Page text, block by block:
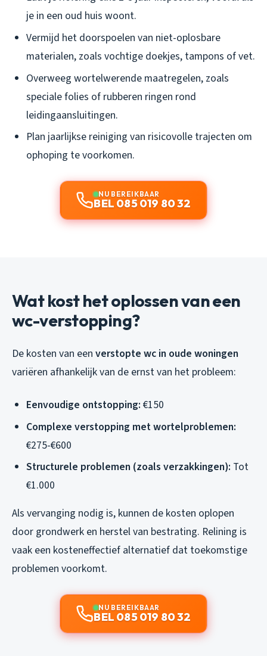
je in een oud huis woont.
Vermijd het doorspoelen van niet-oplosbare
materialen, zoals vochtige doekjes, tampons of vet.
Overweeg wortelwerende maatregelen, zoals
speciale folies of rubberen ringen rond
leidingaansluitingen.
Plan jaarlijkse reiniging van risicovolle trajecten om
ophoping te voorkomen.
NU BEREIKBAAR
BEL 085 019 80 32
Wat kost het oplossen van een
wc-verstopping?
De kosten van een verstopte wc in oude woningen
variëren afhankelijk van de ernst van het probleem:
Eenvoudige ontstopping: €150
Complexe verstopping met wortelproblemen:
€275-€600
Structurele problemen (zoals verzakkingen): Tot
€1.000
Als vervanging nodig is, kunnen de kosten oplopen
door grondwerk en herstel van bestrating. Relining is
vaak een kosteneffectief alternatief dat toekomstige
problemen voorkomt.
NU BEREIKBAAR
BEL 085 019 80 32